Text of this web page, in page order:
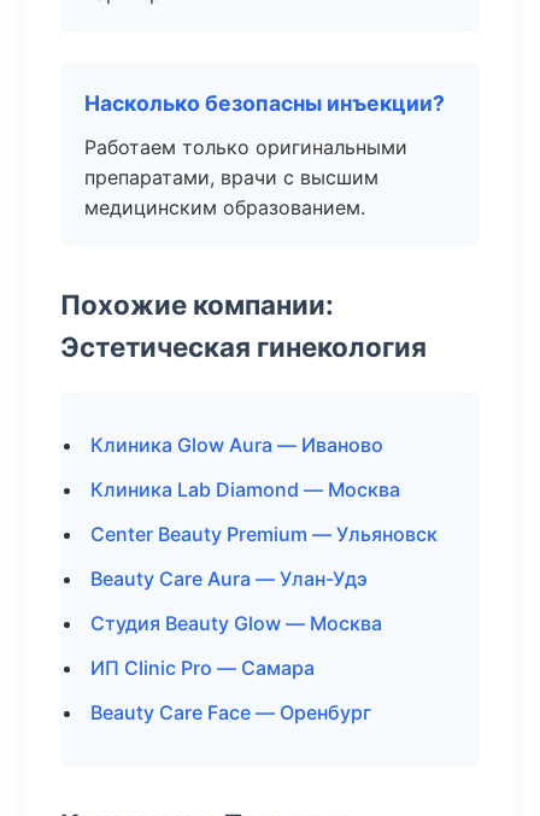
Насколько безопасны инъекции?
Работаем только оригинальными
препаратами, врачи с высшим
медицинским образованием.
Похожие компании:
Эстетическая гинекология
Клиника Glow Aura — Иваново
Клиника Lab Diamond — Москва
Center Beauty Premium — Ульяновск
Beauty Care Aura — Улан-Удэ
Студия Beauty Glow — Москва
ИП Clinic Pro — Самара
Beauty Care Face — Оренбург